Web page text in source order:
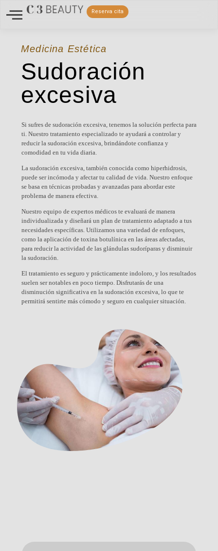
Reserva cita
Medicina Estética
Sudoración
excesiva
Si sufres de sudoración excesiva, tenemos la solución perfecta para
ti. Nuestro tratamiento especializado te ayudará a controlar y
reducir la sudoración excesiva, brindándote confianza y
comodidad en tu vida diaria.
La sudoración excesiva, también conocida como hiperhidrosis,
puede ser incómoda y afectar tu calidad de vida. Nuestro enfoque
se basa en técnicas probadas y avanzadas para abordar este
problema de manera efectiva.
Nuestro equipo de expertos médicos te evaluará de manera
individualizada y diseñará un plan de tratamiento adaptado a tus
necesidades específicas. Utilizamos una variedad de enfoques,
como la aplicación de toxina botulínica en las áreas afectadas,
para reducir la actividad de las glándulas sudoríparas y disminuir
la sudoración.
El tratamiento es seguro y prácticamente indoloro, y los resultados
suelen ser notables en poco tiempo. Disfrutarás de una
disminución significativa en la sudoración excesiva, lo que te
permitirá sentirte más cómodo y seguro en cualquier situación.